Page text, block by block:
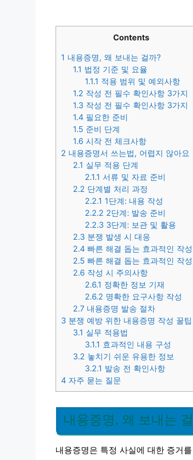
Contents
1 내용증명, 왜 보내는 걸까?
1.1 법정 기준 및 요율
1.1.1 적용 범위 및 예외사항
1.2 작성 전 필수 확인사항 3가지
1.3 작성 전 필수 확인사항 3가지
1.4 필요한 준비
1.5 준비 단계
1.6 시작 전 체크사항
2 내용증명서 쓰는법, 어렵지 않아요
2.1 실무 적용 단계
2.1.1 서류 및 자료 준비
2.2 단계별 처리 과정
2.2.1 1단계: 내용 작성
2.2.2 2단계: 발송 준비
2.2.3 3단계: 보관 및 활용
2.3 분쟁 발생 시 대응
2.4 빠른 해결 돕는 효과적인 작
2.5 빠른 해결 돕는 효과적인 작
2.6 작성 시 주의사항
2.6.1 정확한 정보 기재
2.6.2 명확한 요구사항 작성
2.7 내용증명 발송 절차
3 분쟁 예방 위한 내용증명 작성 꿀팁
3.1 실무 적용법
3.1.1 효과적인 내용 구성
3.2 놓치기 쉬운 유용한 정보
3.2.1 발송 전 확인사항
4 자주 묻는 질문
내용증명, 왜 보내는
내용증명은 특정 사실에 대한 증거